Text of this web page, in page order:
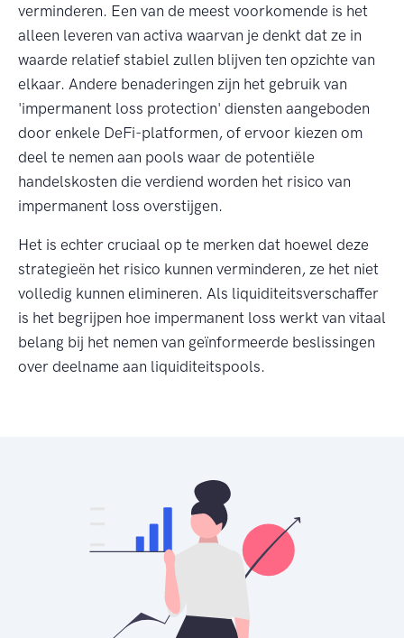
verminderen. Een van de meest voorkomende is het
alleen leveren van activa waarvan je denkt dat ze in
waarde relatief stabiel zullen blijven ten opzichte van
elkaar. Andere benaderingen zijn het gebruik van
'impermanent loss protection' diensten aangeboden
door enkele DeFi-platformen, of ervoor kiezen om
deel te nemen aan pools waar de potentiële
handelskosten die verdiend worden het risico van
impermanent loss overstijgen.
Het is echter cruciaal op te merken dat hoewel deze
strategieën het risico kunnen verminderen, ze het niet
volledig kunnen elimineren. Als liquiditeitsverschaffer
is het begrijpen hoe impermanent loss werkt van vitaal
belang bij het nemen van geïnformeerde beslissingen
over deelname aan liquiditeitspools.